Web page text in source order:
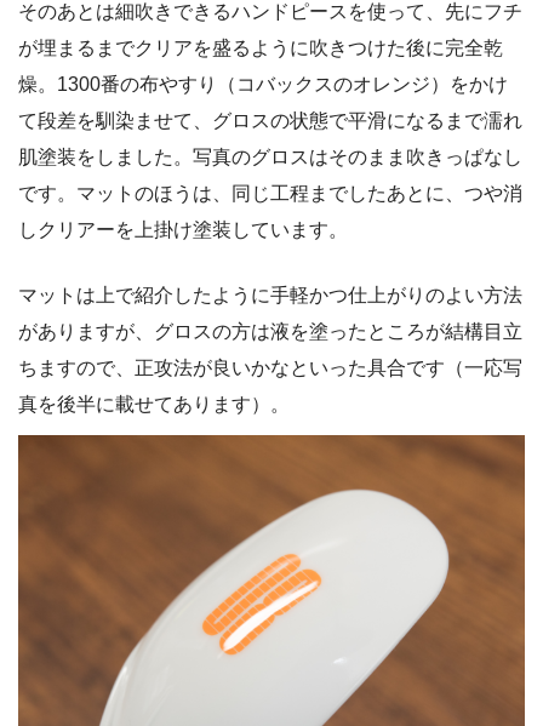
そのあとは細吹きできるハンドピースを使って、先にフチ
が埋まるまでクリアを盛るように吹きつけた後に完全乾
燥。1300番の布やすり（コバックスのオレンジ）をかけ
て段差を馴染ませて、グロスの状態で平滑になるまで濡れ
肌塗装をしました。写真のグロスはそのまま吹きっぱなし
です。マットのほうは、同じ工程までしたあとに、つや消
しクリアーを上掛け塗装しています。
マットは上で紹介したように手軽かつ仕上がりのよい方法
がありますが、グロスの方は液を塗ったところが結構目立
ちますので、正攻法が良いかなといった具合です（一応写
真を後半に載せてあります）。